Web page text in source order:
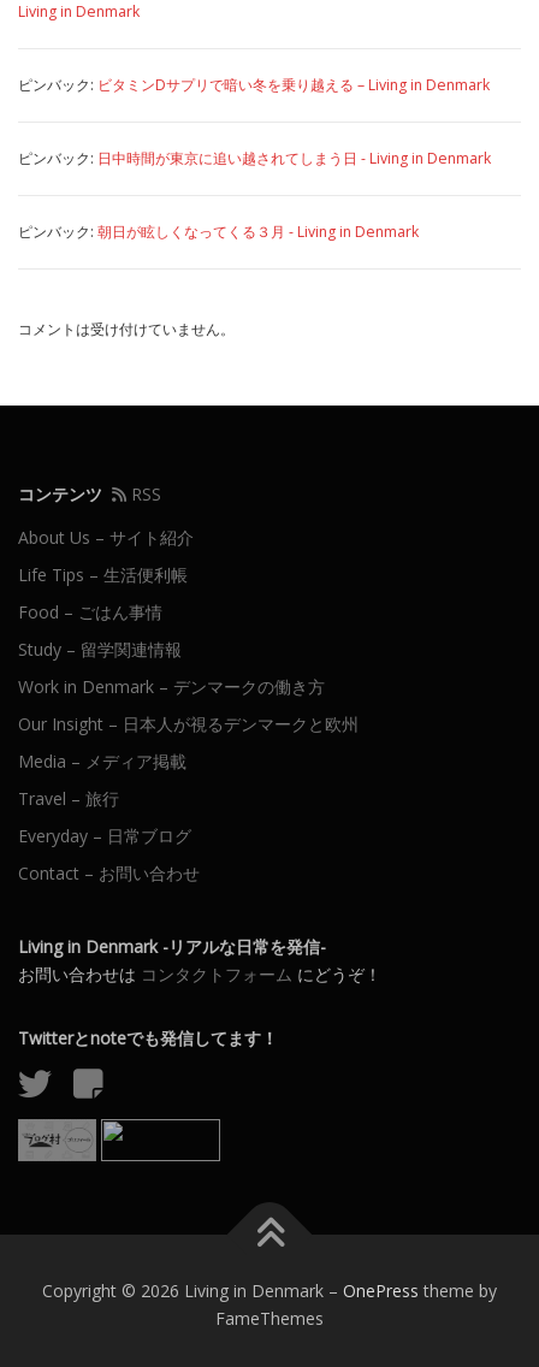
Living in Denmark
ピンバック: ビタミンDサプリで暗い冬を乗り越える – Living in Denmark
ピンバック: 日中時間が東京に追い越されてしまう日 - Living in Denmark
ピンバック: 朝日が眩しくなってくる３月 - Living in Denmark
コメントは受け付けていません。
コンテンツ
RSS
About Us – サイト紹介
Life Tips – 生活便利帳
Food – ごはん事情
Study – 留学関連情報
Work in Denmark – デンマークの働き方
Our Insight – 日本人が視るデンマークと欧州
Media – メディア掲載
Travel – 旅行
Everyday – 日常ブログ
Contact – お問い合わせ
Living in Denmark -リアルな日常を発信-
お問い合わせは コンタクトフォーム にどうぞ！
Twitterとnoteでも発信してます！
Copyright © 2026 Living in Denmark – OnePress theme by
FameThemes